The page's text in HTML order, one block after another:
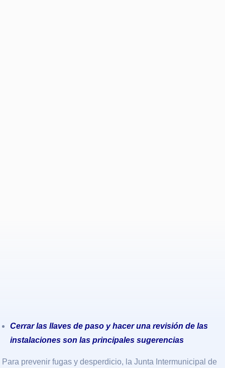
Cerrar las llaves de paso y hacer una revisión de las
instalaciones son las principales sugerencias
Para prevenir fugas y desperdicio, la Junta Intermunicipal de